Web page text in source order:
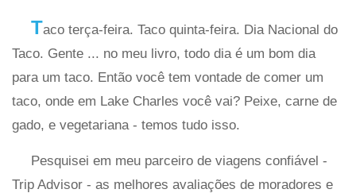
Taco terça-feira. Taco quinta-feira. Dia Nacional do
Taco. Gente ... no meu livro, todo dia é um bom dia
para um taco. Então você tem vontade de comer um
taco, onde em Lake Charles você vai? Peixe, carne de
gado, e vegetariana - temos tudo isso.
Pesquisei em meu parceiro de viagens confiável -
Trip Advisor - as melhores avaliações de moradores e